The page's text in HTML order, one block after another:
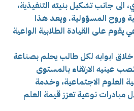
الى جانب تشكيل بنيته التنفيذية،
وروح المسؤولية. ويعد هذا
يقوم على القيادة الطلابية الواعية
ابوابه لكل طالب يحلم بصناعة
عينيه الارتقاء بالمستوى
العلوم الاجتماعية، وخدمة
نوعية تعزز قيمة العلم